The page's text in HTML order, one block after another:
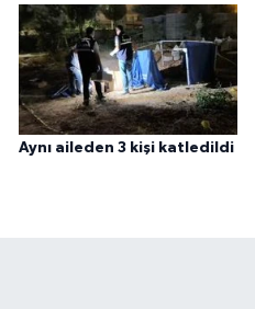
Aynı aileden 3 kişi katledildi